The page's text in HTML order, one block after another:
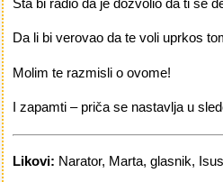
Šta bi radio da je dozvolio da ti se
Da li bi verovao da te voli uprkos
Molim te razmisli o ovome!
I zapamti – priča se nastavlja u
Likovi: Narator, Marta, glasnik,